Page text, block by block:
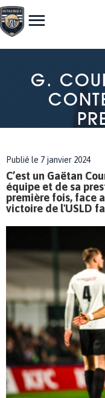
G.
Publié le 7 janvier 2024
C’est un Gaëtan
équipe et de sa
première fois, face
victoire de l'USLD